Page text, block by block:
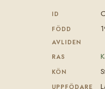
ID
FÖDD
AVLIDEN
RAS
KÖN
UPPFÖDARE